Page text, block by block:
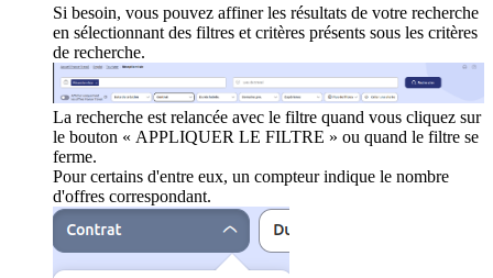
Si besoin, vous pouvez affiner les résultats de votre recherche
en sélectionnant des filtres et critères présents sous les critères
de recherche.
La recherche est relancée avec le filtre quand vous cliquez sur
le bouton « APPLIQUER LE FILTRE » ou quand le filtre se
ferme.
Pour certains d'entre eux, un compteur indique le nombre
d'offres correspondant.